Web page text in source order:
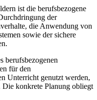
ist die berufsbezogene
der
die Anwendung von
sowie der sichere
berufsbezogenen
für den
Unterricht genutzt werden,
konkrete Planung obliegt